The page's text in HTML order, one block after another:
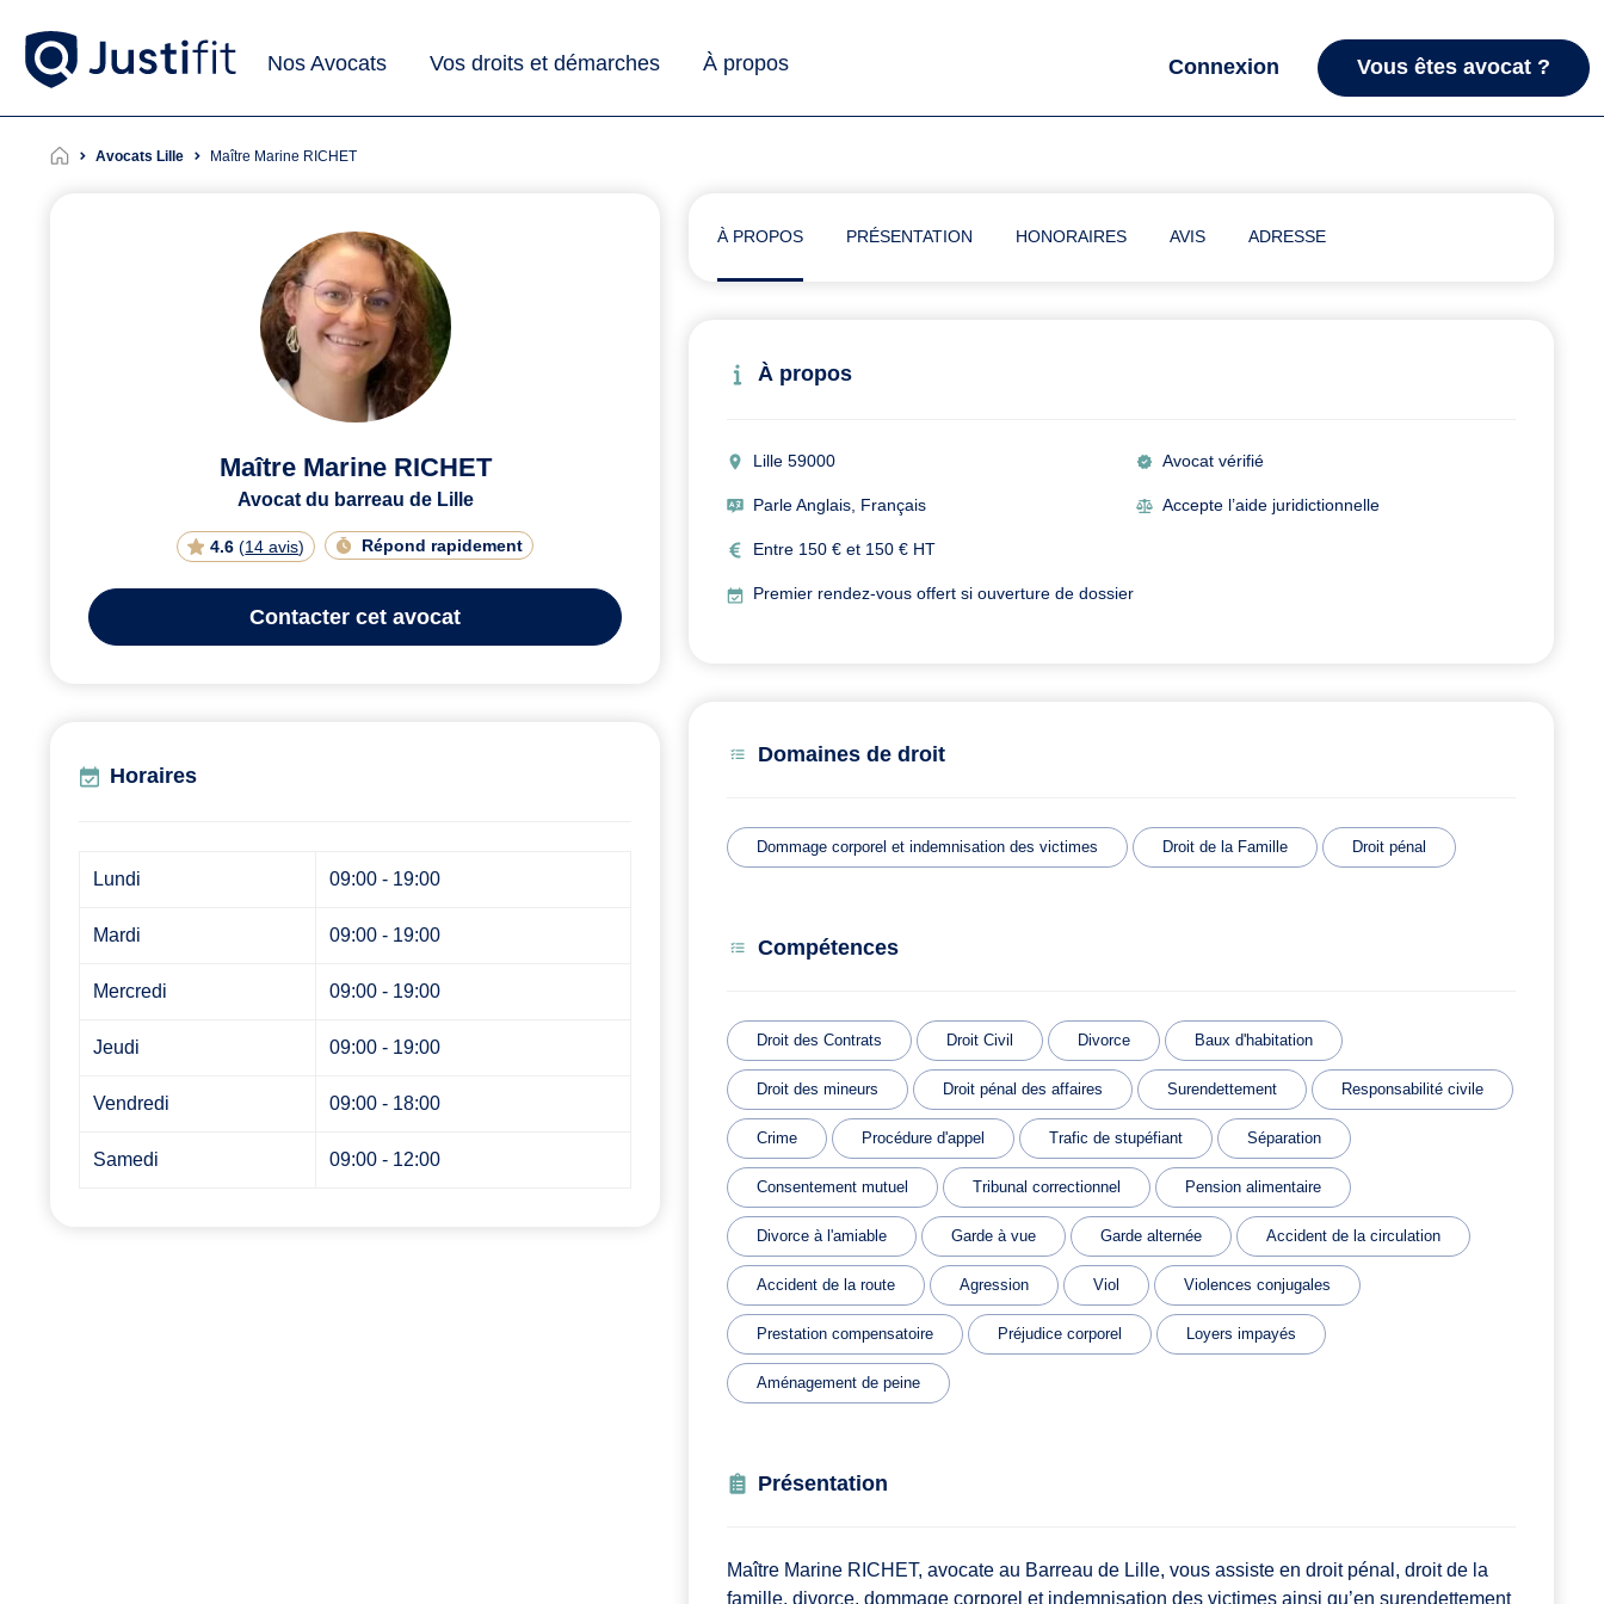
Nos Avocats Vos droits et démarches À propos Connexion Vous êtes avocat ?
Avocats Lille Maître Marine RICHET
Maître Marine RICHET
Avocat du barreau de Lille
4.6(14 avis) Répond rapidement
Contacter cet avocat
Horaires
Lundi 09:00 - 19:00
Mardi 09:00 - 19:00
Mercredi 09:00 - 19:00
Jeudi 09:00 - 19:00
Vendredi 09:00 - 18:00
Samedi 09:00 - 12:00
À PROPOS PRÉSENTATION HONORAIRES AVIS ADRESSE
À propos
Lille 59000 Avocat vérifié
Parle Anglais, Français Accepte l’aide juridictionnelle
Entre 150 € et 150 € HT
Premier rendez-vous offert si ouverture de dossier
Domaines de droit
Dommage corporel et indemnisation des victimes Droit de la Famille Droit pénal
Compétences
Droit des Contrats Droit Civil Divorce Baux d'habitation
Droit des mineurs Droit pénal des affaires Surendettement Responsabilité civile
Crime Procédure d'appel Trafic de stupéfiant Séparation
Consentement mutuel Tribunal correctionnel Pension alimentaire
Divorce à l'amiable Garde à vue Garde alternée Accident de la circulation
Accident de la route Agression Viol Violences conjugales
Prestation compensatoire Préjudice corporel Loyers impayés
Aménagement de peine
Présentation
Maître Marine RICHET, avocate au Barreau de Lille, vous assiste en droit pénal, droit de la
famille, divorce, dommage corporel et indemnisation des victimes ainsi qu’en surendettement